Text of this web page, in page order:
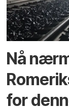
Nå
for